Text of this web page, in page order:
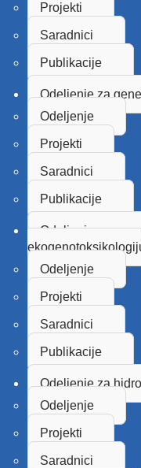
Projekti
Saradnici
Publikacije
Odeljenje za
Odeljenje
Projekti
Saradnici
Publikacije
Odeljenje za
Odeljenje
Projekti
Saradnici
Publikacije
Odeljenje za
Odeljenje
Projekti
Saradnici